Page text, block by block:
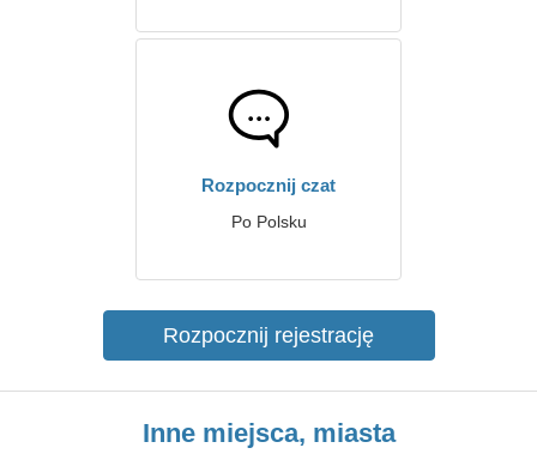
Rozpocznij czat
Po Polsku
Rozpocznij rejestrację
Inne miejsca, miasta